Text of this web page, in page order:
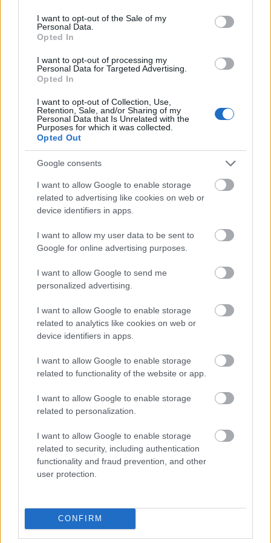
consent section.
I want to opt-out of the Sale of my
Personal Data.
Opted In
I want to opt-out of processing my
Personal Data for Targeted Advertising.
Opted In
I want to opt-out of Collection, Use,
Retention, Sale, and/or Sharing of my
Personal Data that Is Unrelated with the
Purposes for which it was collected.
Opted Out
Google consents
I want to allow Google to enable storage
related to advertising like cookies on web or
device identifiers in apps.
I want to allow my user data to be sent to
Google for online advertising purposes.
I want to allow Google to send me
personalized advertising.
I want to allow Google to enable storage
related to analytics like cookies on web or
device identifiers in apps.
I want to allow Google to enable storage
related to functionality of the website or app.
I want to allow Google to enable storage
related to personalization.
I want to allow Google to enable storage
related to security, including authentication
functionality and fraud prevention, and other
user protection.
CONFIRM
OreΙig_OΙympi...
ΙΚ1987
14/03/2026 - 19:15
τους Εμμα :)
Απάντησε
8 Likes 0 Απαντήσεις
tassmimh
14/03/2026 - 17:45
hello
Ziovani-66
14/03/2026 - 16:24
Λαθος να ρισκαρουμε. Να γινουν καλα και οι δυο,
να ειναι ετοιμοι για την τελικη ευθεια. Το ματς με
την Φενερ λογικα θα το χασουμε, παιζουν το ιδιο
physically οπως και της Μονακο αλλα ειναι και
καλυτερη ομαδα και με τετοιες ομαδες
δεινοπαθουμε, το ματς με την Μπασκονια λογικα
θα το παρουμε ευκολα, οποτε να ειναι καλα απο
την αλλη εβδομαδα.
Απάντησε
5 Likes 4 Απαντήσεις
netd
Ziovani-66
.Παίζουμε με μια πολύ καλή ομάδα ,ίσως
καλύτερη από εμάς , όμως και εμείς έχουμε
καλή ομάδα.Μεγαλο ντέρμπι , μεγάλο ματς αλλά